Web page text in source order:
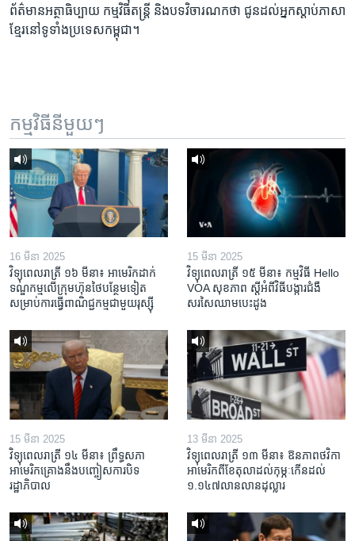
ព័ត៌មាន​អត្ថាធិប្បាយ​ កម្ម​វិធី​តន្ត្រី ​និង​បទ​វិចារណកថា​ ជូន​ដល់​អ្នក​ស្តាប់​ភាសា​
ខ្មែរ​នៅ​ទូទាំង​ប្រទេស​កម្ពុជា។
កម្មវិធី​នីមួយៗ
16 មីនា 2025
វិទ្យុពេលរាត្រី ១៦ មីនា៖ អាមេរិក​ដាក់​
ទណ្ឌកម្ម​លើ​ក្រុមហ៊ុន​ថៃ​បន្ថែម​ទៀត​
សម្រាប់​ការ​ធ្វើ​ពាណិជ្ជកម្ម​ជាមួយ​រុស្ស៊ី
15 មីនា 2025
វិទ្យុពេលរាត្រី ១៥ មីនា៖ កម្មវិធី ​Hello
VOA សុខភាព ស្ដី​អំពី​វិធី​បង្ការ​ជំងឺ​
សរសៃ​ឈាម​បេះដូង
15 មីនា 2025
វិទ្យុពេលរាត្រី ១៤ មីនា៖ ព្រឹទ្ធសភា
អាមេរិកគ្រោងនឹងបញ្ចៀសការបិទ
រដ្ឋាភិបាល
13 មីនា 2025
វិទ្យុពេលរាត្រី ១៣ មីនា៖ ឱនភាព​ថវិកា​
អាមេរិក​ពី​ខែ​តុលា​ដល់​កុម្ភៈ​កើន​ដល់​
១.១៤៧​លានលាន​ដុល្លារ